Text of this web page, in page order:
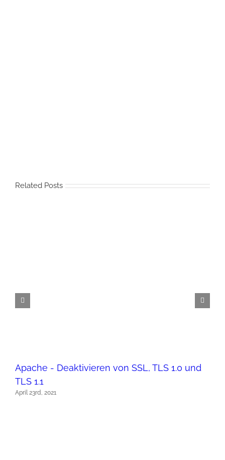
Related Posts
Apache - Deaktivieren von SSL, TLS 1.0 und
TLS 1.1
April 23rd, 2021